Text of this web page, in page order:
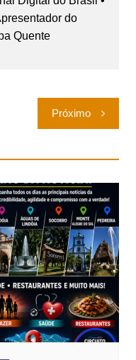
do
Quente
Próximo